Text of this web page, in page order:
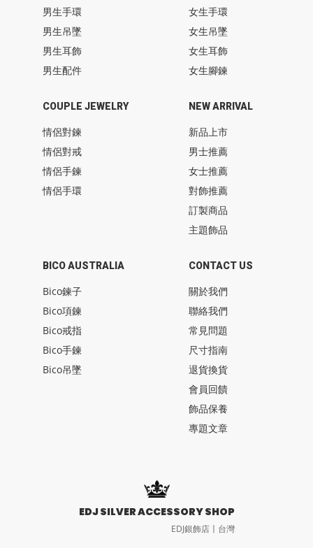
男生手環
男生吊墜
男生耳飾
男生配件
女生手環
女生吊墜
女生耳飾
女生腳鍊
COUPLE JEWELRY
情侶對鍊
情侶對戒
情侶手鍊
情侶手環
BICO AUSTRALIA
Bico鍊子
Bico項鍊
Bico戒指
Bico手鍊
Bico吊墜
NEW ARRIVAL
新品上市
男士推薦
女士推薦
對飾推薦
訂製商品
主題飾品
CONTACT US
關於我們
聯絡我們
常見問題
尺寸指南
退貨換貨
會員回饋
飾品保養
專題文章
EDJ SILVER ACCESSORY SHOP
EDJ銀飾店〡台灣